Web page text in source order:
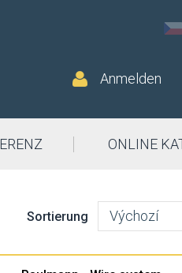
Anmelden
ONLINE
Sortierung Výchozí